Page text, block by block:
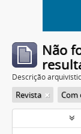
Não
Descrição
Revista Com